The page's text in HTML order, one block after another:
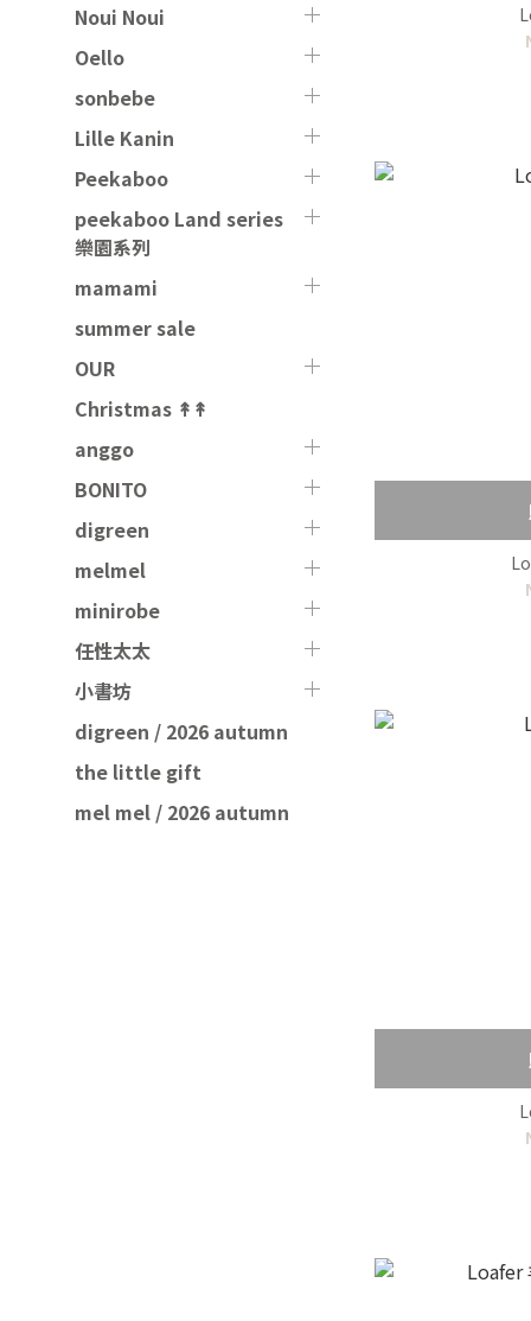
Noui Noui
Oello
sonbebe
Lille Kanin
Peekaboo
peekaboo Land series
樂園系列
mamami
summer sale
OUR
Christmas ↟↟
anggo
BONITO
digreen
melmel
minirobe
任性太太
小書坊
digreen / 2026 autumn
the little gift
mel mel / 2026 autumn